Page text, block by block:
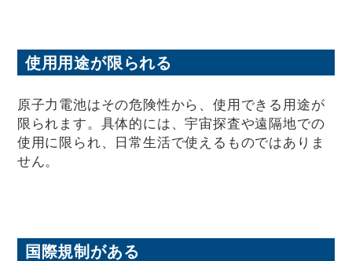
使用用途が限られる
原子力電池はその危険性から、使用できる用途が
限られます。具体的には、宇宙探査や遠隔地での
使用に限られ、日常生活で使えるものではありま
せん。
国際規制がある